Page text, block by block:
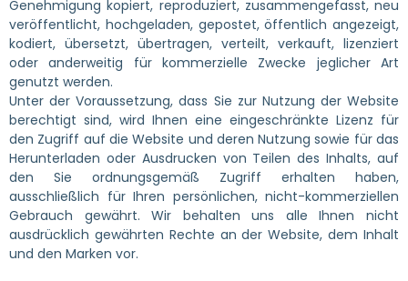
Genehmigung kopiert, reproduziert, zusammengefasst, neu
veröffentlicht, hochgeladen, gepostet, öffentlich angezeigt,
kodiert, übersetzt, übertragen, verteilt, verkauft, lizenziert
oder anderweitig für kommerzielle Zwecke jeglicher Art
genutzt werden.
Unter der Voraussetzung, dass Sie zur Nutzung der Website
berechtigt sind, wird Ihnen eine eingeschränkte Lizenz für
den Zugriff auf die Website und deren Nutzung sowie für das
Herunterladen oder Ausdrucken von Teilen des Inhalts, auf
den Sie ordnungsgemäß Zugriff erhalten haben,
ausschließlich für Ihren persönlichen, nicht-kommerziellen
Gebrauch gewährt. Wir behalten uns alle Ihnen nicht
ausdrücklich gewährten Rechte an der Website, dem Inhalt
und den Marken vor.